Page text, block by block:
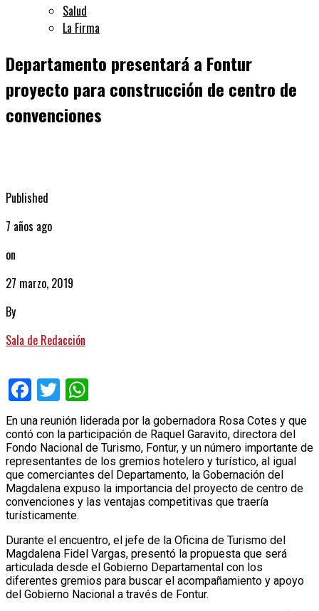
Salud
La Firma
Departamento presentará a Fontur
proyecto para construcción de centro de
convenciones
Published
7 años ago
on
27 marzo, 2019
By
Sala de Redacción
Facebook
Twitter
En una reunión liderada por la gobernadora Rosa Cotes y que
contó con la participación de Raquel Garavito, directora del
Fondo Nacional de Turismo, Fontur, y un número importante de
representantes de los gremios hotelero y turístico, al igual
que comerciantes del Departamento, la Gobernación del
Magdalena expuso la importancia del proyecto de centro de
convenciones y las ventajas competitivas que traería
turísticamente.
Durante el encuentro, el jefe de la Oficina de Turismo del
Magdalena Fidel Vargas, presentó la propuesta que será
articulada desde el Gobierno Departamental con los
diferentes gremios para buscar el acompañamiento y apoyo
del Gobierno Nacional a través de Fontur.